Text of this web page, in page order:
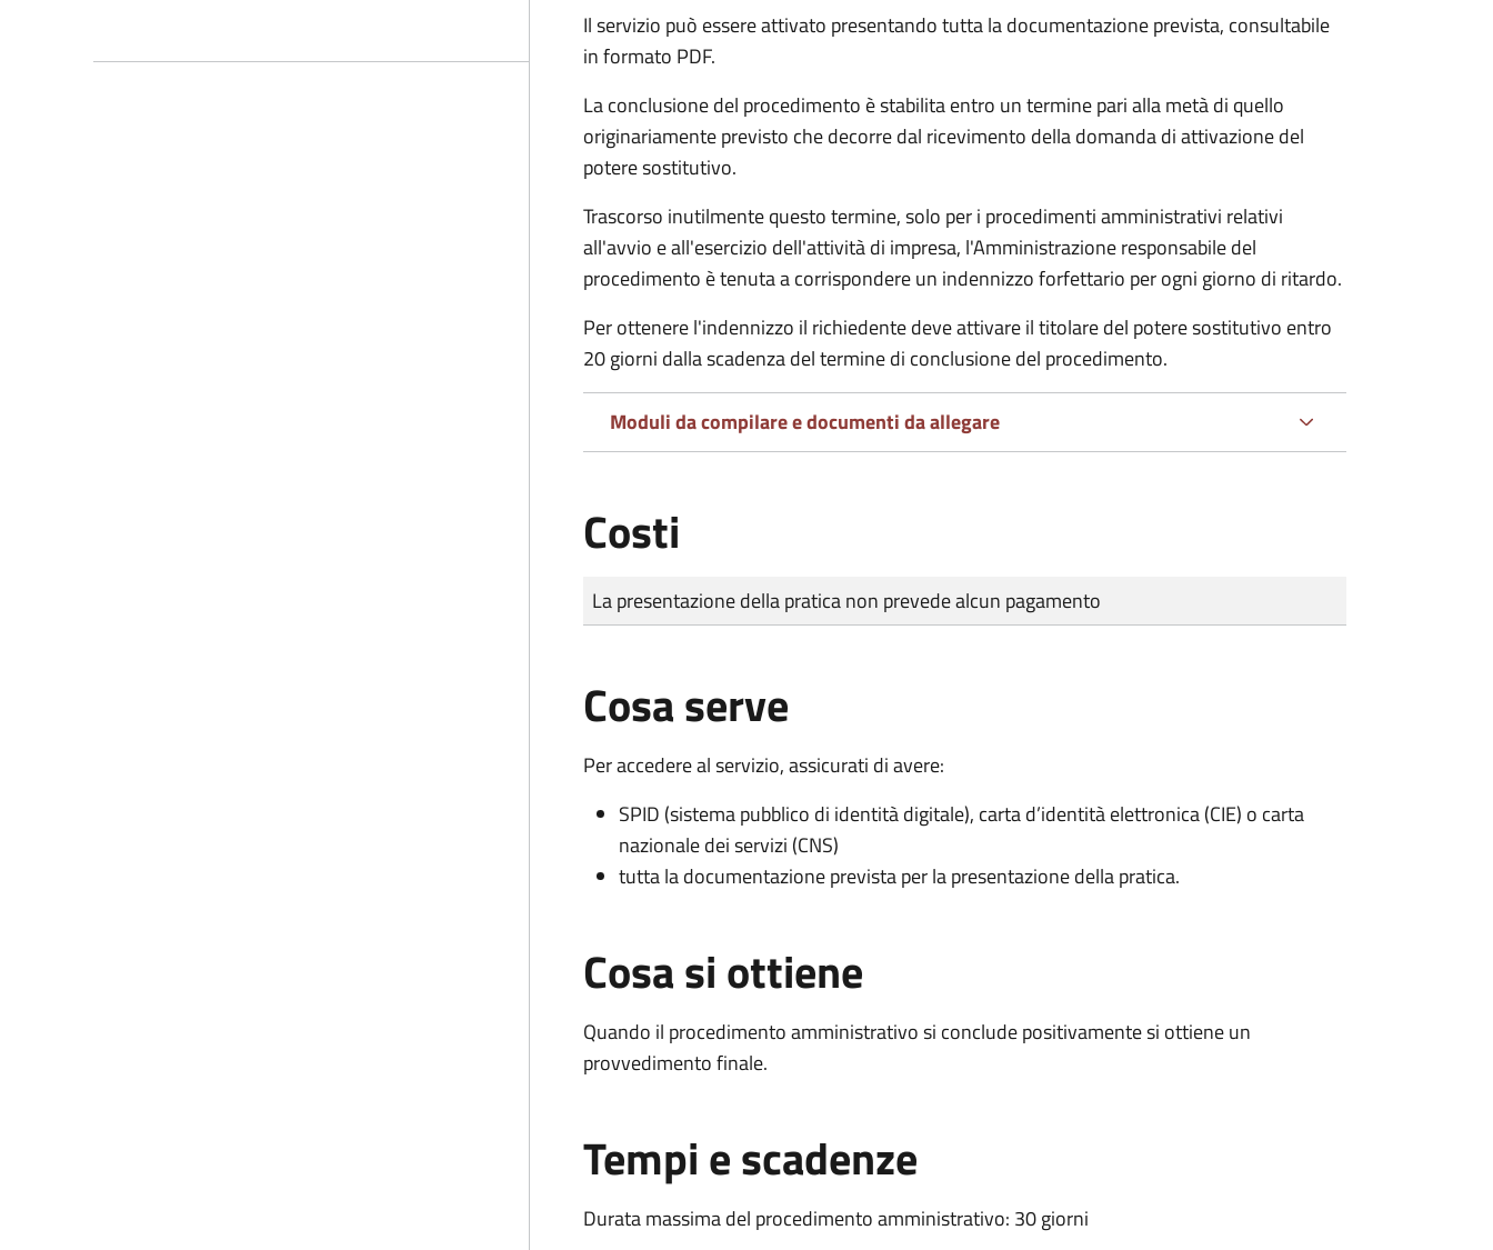
Il servizio può essere attivato presentando tutta la documentazione prevista, consultabile
in formato PDF.
La conclusione del procedimento è stabilita entro un termine pari alla metà di quello
originariamente previsto che decorre dal ricevimento della domanda di attivazione del
potere sostitutivo.
Trascorso inutilmente questo termine,solo per i procedimenti amministrativi relativi
all'avvio e all'esercizio dell'attività di impresa, l'Amministrazione responsabile del
procedimento è tenuta a corrispondere un indennizzo forfettario per ogni giorno di ritardo.
Per ottenere l'indennizzo il richiedente deve attivare il titolare del potere sostitutivo entro
20 giorni dalla scadenza del termine di conclusione del procedimento.
Moduli da compilare e documenti da allegare
Costi
Tipo di pagamento
Importo
La presentazione della pratica non prevede alcun pagamento
Cosa serve
Per accedere al servizio, assicurati di avere:
SPID (sistema pubblico di identità digitale), carta d’identità elettronica (CIE) o carta
nazionale dei servizi (CNS)
tutta la documentazione prevista per la presentazione della pratica.
Cosa si ottiene
Quando il procedimento amministrativo si conclude positivamente si ottiene un
provvedimento finale.
Tempi e scadenze
Durata massima del procedimento amministrativo: 30 giorni